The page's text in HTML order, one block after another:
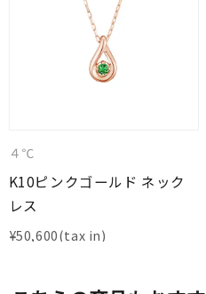
４℃
K10ピンクゴールド ネック
レス
¥50,600